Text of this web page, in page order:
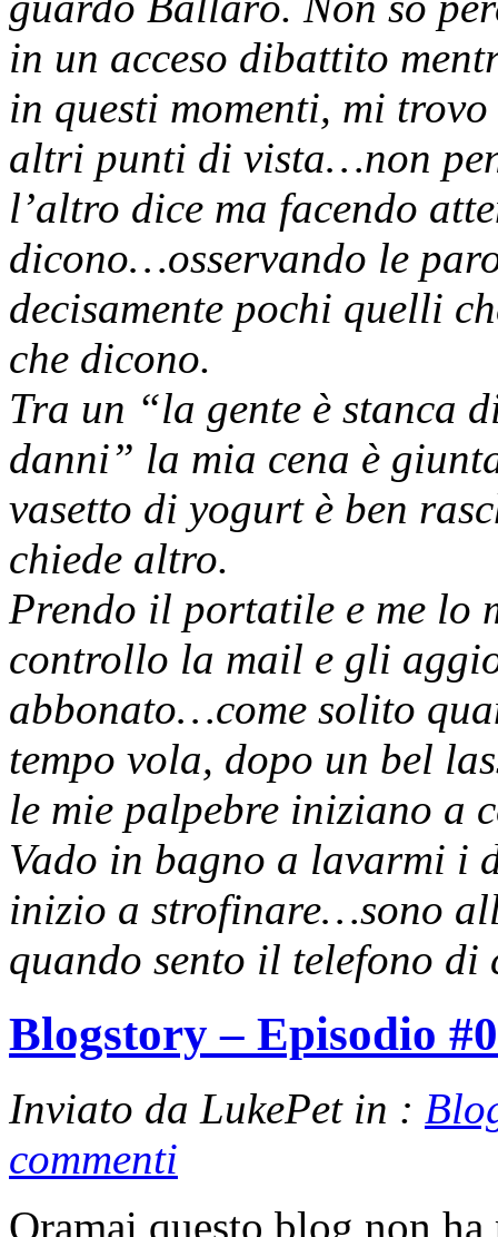
in un acceso dibattito
in questi momenti, mi
altri punti di vista…non
l’altro dice ma facendo
dicono…osservando le
decisamente pochi quelli
che dicono.
Tra un “la gente è stanca
danni” la mia cena è
vasetto di yogurt è ben
chiede altro.
Prendo il portatile e me lo
controllo la mail e gli
abbonato…come solito
tempo vola, dopo un bel
le mie palpebre iniziano a
Vado in bagno a lavarmi i
inizio a strofinare…sono
quando sento il telefono di
Blogstory – Episodio
Inviato da LukePet in :
commenti
Oramai questo blog non